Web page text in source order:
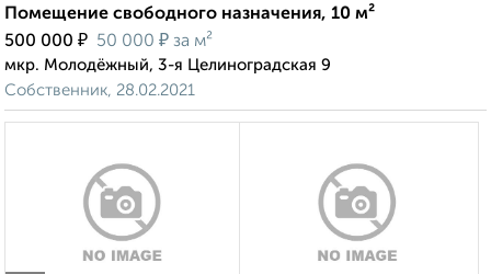
Помещение свободного назначения, 10 м²
500 000 ₽ 50 000 ₽ за м²
мкр. Молодёжный, 3-я Целиноградская 9
Собственник, 28.02.2021